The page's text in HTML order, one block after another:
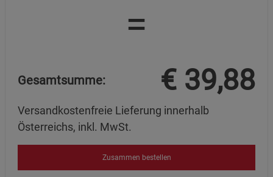
=
Gesamtsumme: € 39,88
Versandkostenfreie Lieferung innerhalb
Österreichs, inkl. MwSt.
Zusammen bestellen